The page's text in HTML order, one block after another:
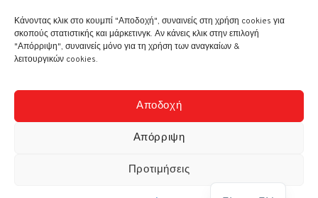
Κάνοντας κλικ στο κουμπί "Αποδοχή", συναινείς στη χρήση cookies για
σκοπούς στατιστικής και μάρκετινγκ. Αν κάνεις κλικ στην επιλογή
"Απόρριψη", συναινείς μόνο για τη χρήση των αναγκαίων &
λειτουργικών cookies.
Αποδοχή
Απόρριψη
Προτιμήσεις
Τηλ.: 210 3416200
Δευ - Παρ: 9:30 - 18:00